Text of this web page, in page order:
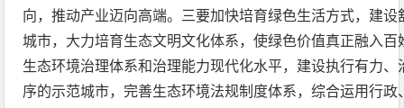
向，推动产业迈向高端。三要加快培育绿色生活方式，建
城市，大力培育生态文明文化体系，使绿色价值真正融入
生态环境治理体系和治理能力现代化水平，建设执行有力
序的示范城市，完善生态环境法规制度体系，综合运用行